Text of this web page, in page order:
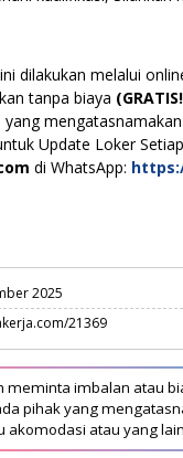
dilakukan melalui
tanpa biaya
Update Loker
di WhatsApp:
2025
21369
meminta imbalan atau
pihak yang
akomodasi atau yang